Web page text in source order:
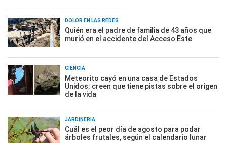
DOLOR EN LAS REDES
Quién era el padre de familia de 43 años que
murió en el accidente del Acceso Este
CIENCIA
Meteorito cayó en una casa de Estados
Unidos: creen que tiene pistas sobre el origen
de la vida
JARDINERÍA
Cuál es el peor día de agosto para podar
árboles frutales, según el calendario lunar